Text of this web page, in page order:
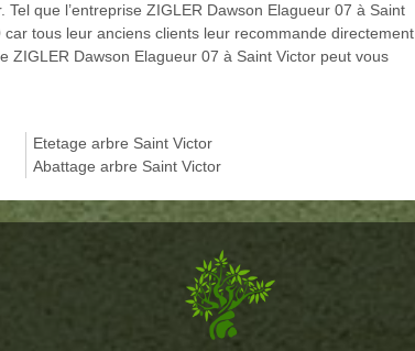
que l’entreprise ZIGLER Dawson Elagueur 07 à Saint
tous leur anciens clients leur recommande directement
ZIGLER Dawson Elagueur 07 à Saint Victor peut vous
Etetage arbre Saint Victor
Abattage arbre Saint Victor